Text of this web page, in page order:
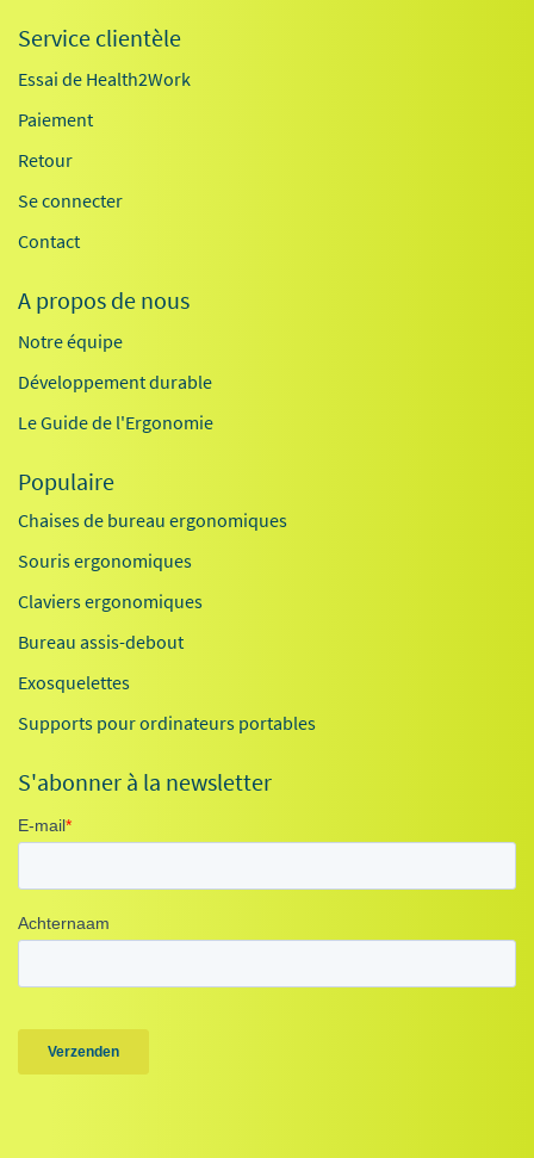
Service clientèle
Essai de Health2Work
Paiement
Retour
Se connecter
Contact
A propos de nous
Notre équipe
Développement durable
Le Guide de l'Ergonomie
Populaire
Chaises de bureau ergonomiques
Souris ergonomiques
Claviers ergonomiques
Bureau assis-debout
Exosquelettes
Supports pour ordinateurs portables
S'abonner à la newsletter